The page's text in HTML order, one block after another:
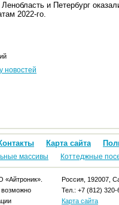
и Петербург
2022-го.
новостей
Карта сайта
массивы Коттеджные
«Айтроник».
возможно
Россия, 192007,
Тел.: +7 (812) 320-
Карта сайта